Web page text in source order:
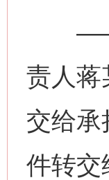
——“
责人蒋
交给承
件转交